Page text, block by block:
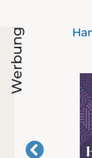
Werbung